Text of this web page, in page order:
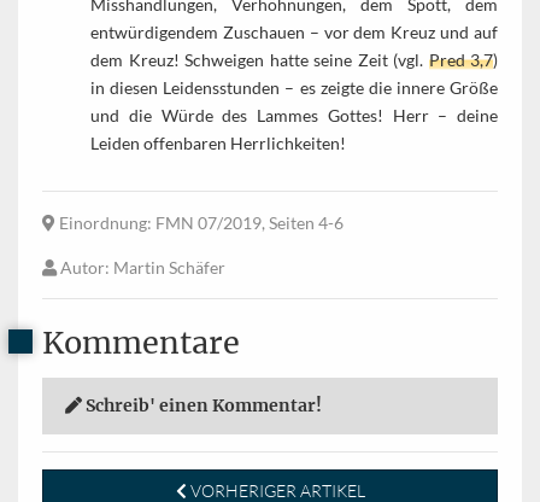
Misshandlungen, Verhöhnungen, dem Spott, dem
entwürdigendem Zuschauen – vor dem Kreuz und auf
dem Kreuz! Schweigen hatte seine Zeit (vgl. Pred 3,7)
in diesen Leidensstunden – es zeigte die innere Größe
und die Würde des Lammes Gottes! Herr – deine
Leiden offenbaren Herrlichkeiten!
Einordnung: FMN 07/2019, Seiten 4-6
Autor: Martin Schäfer
Kommentare
Schreib' einen Kommentar!
VORHERIGER ARTIKEL